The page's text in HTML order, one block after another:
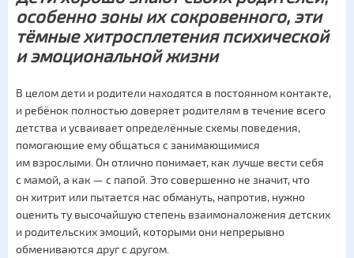
особенно зоны их сокровенного, эти
тёмные хитросплетения психической
и эмоциональной жизни
В целом дети и родители находятся в постоянном контакте,
и ребёнок полностью доверяет родителям в течение всего
детства и усваивает определённые схемы поведения,
помогающие ему общаться с занимающимися
им взрослыми. Он отлично понимает, как лучше вести себя
с мамой, а как — с папой. Это совершенно не значит, что
он хитрит или пытается нас обмануть, напротив, нужно
оценить ту высочайшую степень взаимоналожения детских
и родительских эмоций, которыми они непрерывно
обмениваются друг с другом.